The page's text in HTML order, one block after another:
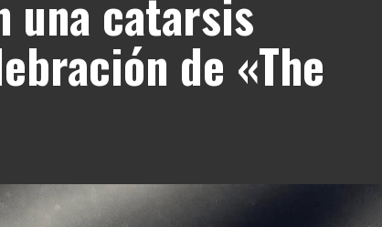
una catarsis
de «The